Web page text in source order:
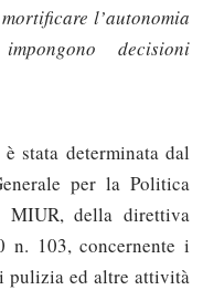
l’autonomia
decisioni
stata determinata dal
per la Politica
della direttiva
n. 103, concernente i
pulizia ed altre attività